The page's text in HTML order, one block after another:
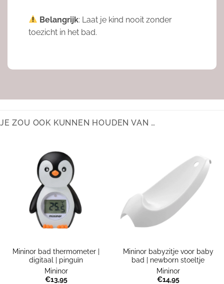
Belangrijk: Laat je kind nooit zonder
toezicht in het bad.
JE ZOU OOK KUNNEN HOUDEN VAN …
Mininor bad thermometer |
digitaal | pinguïn
Mininor
€13,95
Mininor babyzitje voor baby
bad | newborn stoeltje
Mininor
€14,95